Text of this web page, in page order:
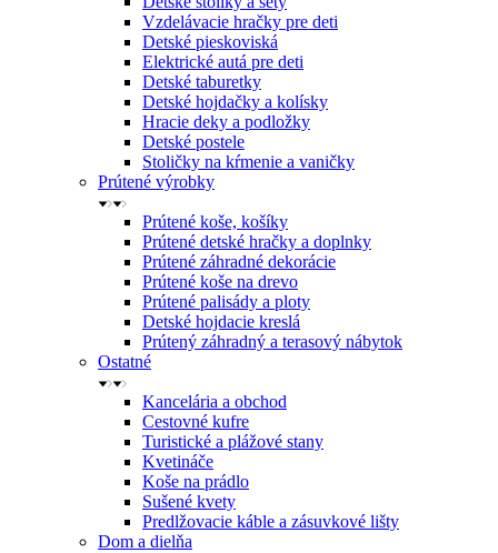
Vzdelávacie hračky pre deti
Detské pieskoviská
Elektrické autá pre deti
Detské taburetky
Detské hojdačky a kolísky
Hracie deky a podložky
Detské postele
Stoličky na kŕmenie a vaničky
Prútené výrobky
Prútené koše, košíky
Prútené detské hračky a doplnky
Prútené záhradné dekorácie
Prútené koše na drevo
Prútené palisády a ploty
Detské hojdacie kreslá
Prútený záhradný a terasový nábytok
Ostatné
Kancelária a obchod
Cestovné kufre
Turistické a plážové stany
Kvetináče
Koše na prádlo
Sušené kvety
Predlžovacie káble a zásuvkové lišty
Dom a dielňa